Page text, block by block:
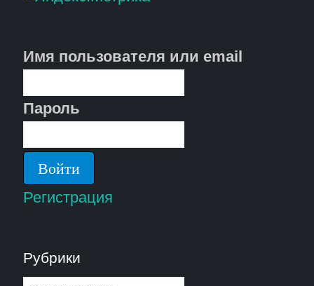
Имя пользователя или email
Пароль
Регистрация
Рубрики